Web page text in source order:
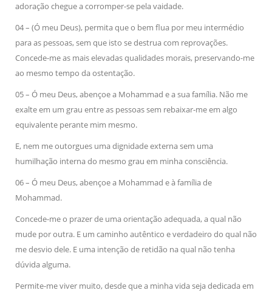
adoração chegue a corromper-se pela vaidade.
04 – (Ó meu Deus), permita que o bem flua por meu intermédio
para as pessoas, sem que isto se destrua com reprovações.
Concede-me as mais elevadas qualidades morais, preservando-me
ao mesmo tempo da ostentação.
05 – Ó meu Deus, abençoe a Mohammad e a sua família. Não me
exalte em um grau entre as pessoas sem rebaixar-me em algo
equivalente perante mim mesmo.
E, nem me outorgues uma dignidade externa sem uma
humilhação interna do mesmo grau em minha consciência.
06 – Ó meu Deus, abençoe a Mohammad e à família de
Mohammad.
Concede-me o prazer de uma orientação adequada, a qual não
mude por outra. E um caminho autêntico e verdadeiro do qual não
me desvio dele. E uma intenção de retidão na qual não tenha
dúvida alguma.
Permite-me viver muito, desde que a minha vida seja dedicada em